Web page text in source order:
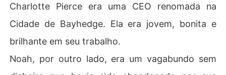
Charlotte Pierce era uma CEO renomada na
Cidade de Bayhedge. Ela era jovem, bonita e
brilhante em seu trabalho.
Noah, por outro lado, era um vagabundo sem